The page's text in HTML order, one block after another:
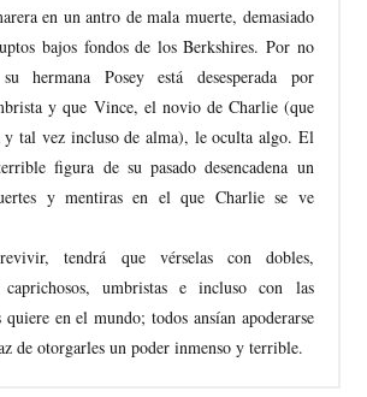
en un antro de mala muerte, demasiado
bajos fondos de los Berkshires. Por no
hermana Posey está desesperada por
y que Vince, el novio de Charlie (que
y tal vez incluso de alma), le oculta algo. El
figura de su pasado desencadena un
y mentiras en el que Charlie se ve
tendrá que vérselas con dobles,
umbristas e incluso con las
quiere en el mundo; todos ansían apoderarse
de otorgarles un poder inmenso y terrible.